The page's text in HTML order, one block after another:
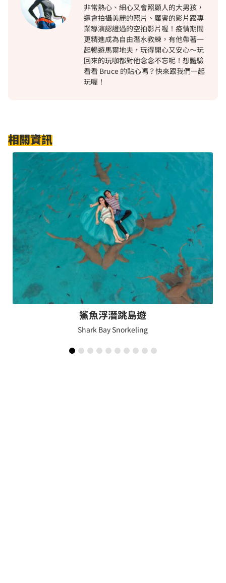
非常熱心、細心又會照顧人的大男孩，
還會拍攝美麗的照片、厲害的影片跟專
業導演認證過的空拍影片喔！疫情期間
更精進成為自由潛水教練，有他帶著一
起暢遊馬爾地夫，玩得開心又安心～玩
回來的玩咖都對他念念不忘呢！想體驗
看看 Bruce 的貼心嗎？快來跟我們一起
玩喔！
相關資訊
鯊魚浮潛跳島遊
Shark Bay Snorkeling